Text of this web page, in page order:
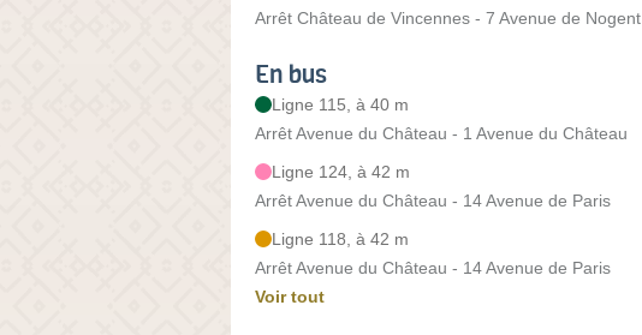
Arrêt Château de Vincennes - 7 Avenue de Nogent
En bus
Ligne 115, à 40 m
Arrêt Avenue du Château - 1 Avenue du Château
Ligne 124, à 42 m
Arrêt Avenue du Château - 14 Avenue de Paris
Ligne 118, à 42 m
Arrêt Avenue du Château - 14 Avenue de Paris
Voir tout